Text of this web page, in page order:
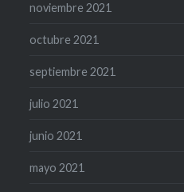
noviembre 2021
octubre 2021
septiembre 2021
julio 2021
junio 2021
mayo 2021